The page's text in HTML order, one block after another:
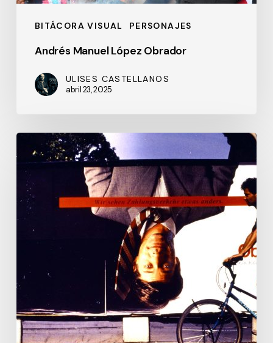
BITÁCORA VISUAL PERSONAJES
Andrés Manuel López Obrador
ULISES CASTELLANOS
abril 23, 2025